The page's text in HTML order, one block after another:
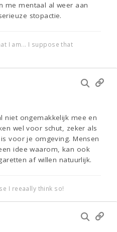
me mentaal al weer aan
stopactie.
I am... I suppose that
niet ongemakkelijk mee en
wel voor schut, zeker als
voor je omgeving. Mensen
idee waarom, kan ook
af willen natuurlijk.
I reeaally think so!